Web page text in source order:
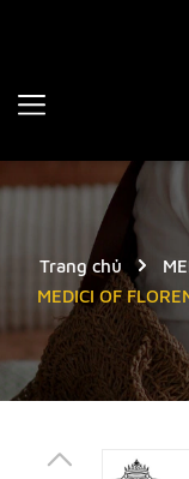
Trang chủ
MEDICI OF